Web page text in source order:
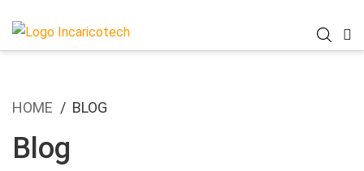
HOME BLOG
Blog